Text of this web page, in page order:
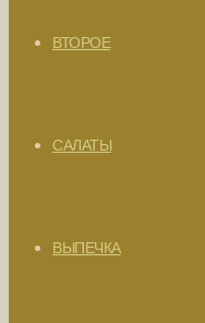
ВТОРОЕ
САЛАТЫ
ВЫПЕЧКА